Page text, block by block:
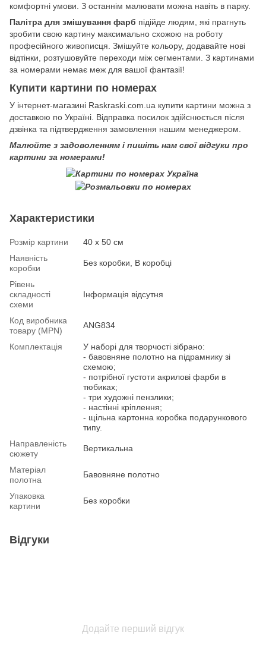
комфортні умови. З останнім малювати можна навіть в парку.
Палітра для змішування фарб підійде людям, які прагнуть
зробити свою картину максимально схожою на роботу
професійного живописця. Змішуйте кольору, додавайте нові
відтінки, розтушовуйте переходи між сегментами. З картинами
за номерами немає меж для вашої фантазії!
Купити картини по номерах
У інтернет-магазині Raskraski.com.ua купити картини можна з
доставкою по Україні. Відправка посилок здійснюється після
дзвінка та підтвердження замовлення нашим менеджером.
Малюйте з задоволенням і пишіть нам свої відгуки про
картини за номерами!
Характеристики
Розмір картини
40 х 50 см
Наявність
коробки
Без коробки, В коробці
Рівень
складності
схеми
Інформація відсутня
Код виробника
товару (MPN)
ANG834
Комплектація
У наборі для творчості зібрано:
- бавовняне полотно на підрамнику зі
схемою;
- потрібної густоти акрилові фарби в
тюбиках;
- три художні пензлики;
- настінні кріплення;
- щільна картонна коробка подарункового
типу.
Направленість
сюжету
Вертикальна
Матеріал
полотна
Бавовняне полотно
Упаковка
картини
Без коробки
Відгуки
Додайте перший відгук